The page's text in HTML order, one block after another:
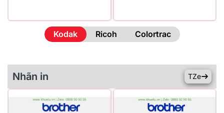
Kodak Ricoh Colortrac
Nhãn in TZe